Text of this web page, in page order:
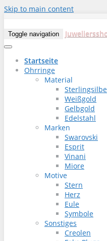
Skip to main content
Toggle navigation
Startseite
Ohrringe
Material
Weißgold
Gelbgold
Edelstahl
Marken
Swarovski
Esprit
Vinani
Miore
Motive
Stern
Herz
Eule
Symbole
Sonstiges
Creolen